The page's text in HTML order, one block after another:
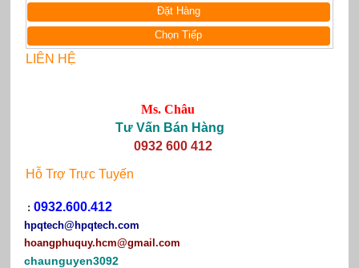
Đặt Hàng
Chọn Tiếp
LIÊN HỆ
Ms. Châu
Tư Vấn Bán Hàng
0932 600 412
Hỗ Trợ Trực Tuyến
: 0932.600.412
hpqtech@hpqtech.com
hoangphuquy.hcm@gmail.com
chaunguyen3092